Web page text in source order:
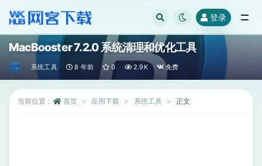
登录
MacBooster 7.2.0 系统清理和优化工具
系统工具 8 年前 0 2.9K 免费
当前位置： 首页 应用下载 系统工具 正文
全部